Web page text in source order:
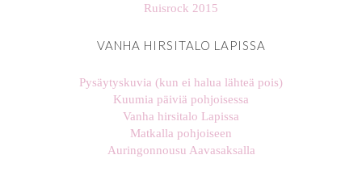
Ruisrock 2015
VANHA HIRSITALO LAPISSA
Pysäytyskuvia (kun ei halua lähteä pois)
Kuumia päiviä pohjoisessa
Vanha hirsitalo Lapissa
Matkalla pohjoiseen
Auringonnousu Aavasaksalla